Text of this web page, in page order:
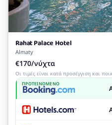
Rahat Palace Hotel
Almaty
€170/νύχτα
Οι τιμές είναι κατά προσέγγιση και
ΠΡΟΤΕΙΝΌΜΕΝΟ